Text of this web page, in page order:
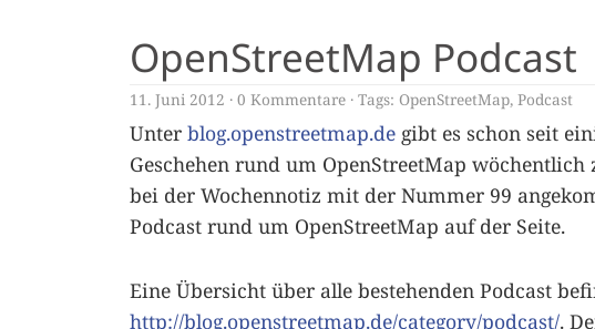
OpenStreetMap Podcast
11. Juni 2012 0 Kommentare Tags: OpenStreetMap, Podcast
Unter blog.openstreetmap.de gibt es schon seit
Geschehen rund um OpenStreetMap
bei der Wochennotiz mit der Nummer 99
Podcast rund um OpenStreetMap auf der Seite.
Eine Übersicht über alle bestehenden Podcast
http://blog.openstreetmap.de/category/podcast/.